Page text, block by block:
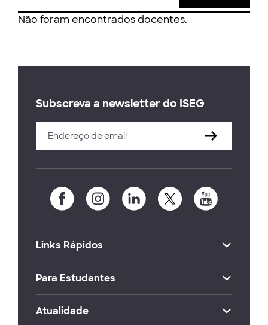
Não foram encontrados docentes.
Subscreva a newsletter do ISEG
Links Rápidos
Para Estudantes
Atualidade